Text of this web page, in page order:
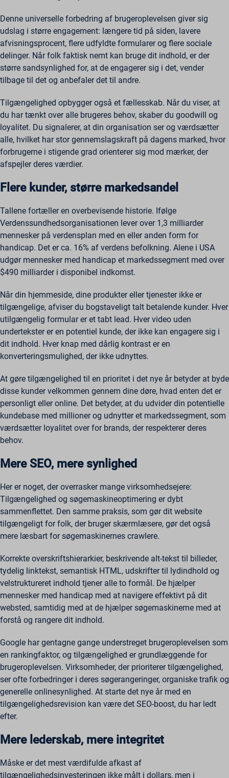
Denne universelle forbedring af brugeroplevelsen giver sig
udslag i større engagement: længere tid på siden, lavere
afvisningsprocent, flere udfyldte formularer og flere sociale
delinger. Når folk faktisk nemt kan bruge dit indhold, er der
større sandsynlighed for, at de engagerer sig i det, vender
tilbage til det og anbefaler det til andre.
Tilgængelighed opbygger også et fællesskab. Når du viser, at
du har tænkt over alle brugeres behov, skaber du goodwill og
loyalitet. Du signalerer, at din organisation ser og værdsætter
alle, hvilket har stor gennemslagskraft på dagens marked, hvor
forbrugerne i stigende grad orienterer sig mod mærker, der
afspejler deres værdier.
Flere kunder, større markedsandel
Tallene fortæller en overbevisende historie. Ifølge
Verdenssundhedsorganisationen lever over 1,3 milliarder
mennesker på verdensplan med en eller anden form for
handicap. Det er ca. 16% af verdens befolkning. Alene i USA
udgør mennesker med handicap et markedssegment med over
$490 milliarder i disponibel indkomst.
Når din hjemmeside, dine produkter eller tjenester ikke er
tilgængelige, afviser du bogstaveligt talt betalende kunder. Hver
utilgængelig formular er et tabt lead. Hver video uden
undertekster er en potentiel kunde, der ikke kan engagere sig i
dit indhold. Hver knap med dårlig kontrast er en
konverteringsmulighed, der ikke udnyttes.
At gøre tilgængelighed til en prioritet i det nye år betyder at byde
disse kunder velkommen gennem dine døre, hvad enten det er
personligt eller online. Det betyder, at du udvider din potentielle
kundebase med millioner og udnytter et markedssegment, som
værdsætter loyalitet over for brands, der respekterer deres
behov.
Mere SEO, mere synlighed
Her er noget, der overrasker mange virksomhedsejere:
Tilgængelighed og søgemaskineoptimering er dybt
sammenflettet. Den samme praksis, som gør dit website
tilgængeligt for folk, der bruger skærmlæsere, gør det også
mere læsbart for søgemaskinernes crawlere.
Korrekte overskriftshierarkier, beskrivende alt-tekst til billeder,
tydelig linktekst, semantisk HTML, udskrifter til lydindhold og
velstruktureret indhold tjener alle to formål. De hjælper
mennesker med handicap med at navigere effektivt på dit
websted, samtidig med at de hjælper søgemaskinerne med at
forstå og rangere dit indhold.
Google har gentagne gange understreget brugeroplevelsen som
en rankingfaktor, og tilgængelighed er grundlæggende for
brugeroplevelsen. Virksomheder, der prioriterer tilgængelighed,
ser ofte forbedringer i deres søgerangeringer, organiske trafik og
generelle onlinesynlighed. At starte det nye år med en
tilgængelighedsrevision kan være det SEO-boost, du har ledt
efter.
Mere lederskab, mere integritet
Måske er det mest værdifulde afkast af
tilgængelighedsinvesteringen ikke målt i dollars, men i